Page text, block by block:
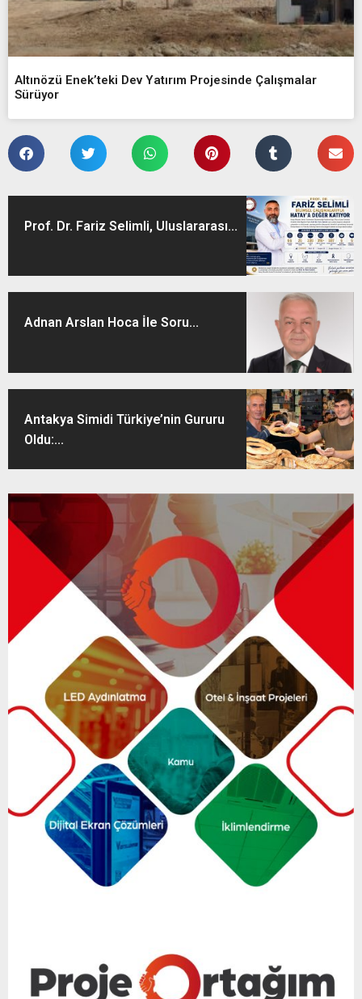
Altınözü Enek’teki Dev Yatırım Projesinde Çalışmalar
Sürüyor
Prof. Dr. Fariz Selimli, Uluslararası...
Adnan Arslan Hoca İle Soru...
Antakya Simidi Türkiye’nin Gururu
Oldu:...